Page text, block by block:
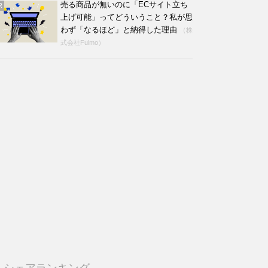
売る商品が無いのに「ECサイト立ち
上げ可能」ってどういうこと？私が思
わず「なるほど」と納得した理由
（株
式会社Fulmo）